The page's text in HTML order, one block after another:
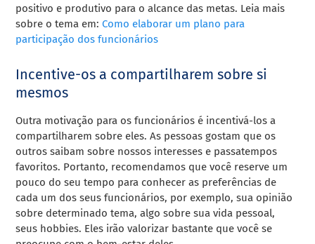
positivo e produtivo para o alcance das metas. Leia mais
sobre o tema em:Como elaborar um plano para
participação dos funcionários
Incentive-os a compartilharem sobre si
mesmos
Outra motivação para os funcionários é incentivá-los a
compartilharem sobre eles. As pessoas gostam que os
outros saibam sobre nossos interesses e passatempos
favoritos. Portanto, recomendamos que você reserve um
pouco do seu tempo para conhecer as preferências de
cada um dos seus funcionários, por exemplo, sua opinião
sobre determinado tema, algo sobre sua vida pessoal,
seus hobbies. Eles irão valorizar bastante que você se